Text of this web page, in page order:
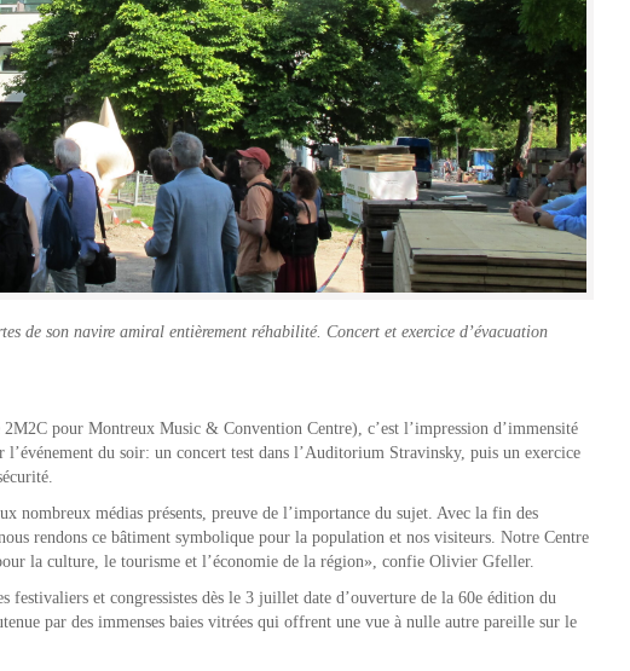
de son navire amiral entièrement réhabilité. Concert et exercice d’évacuation
2M2C pour Montreux Music & Convention Centre), c’est l’impression d’immensité
du soir: un concert test dans l’Auditorium Stravinsky, puis un exercice
nombreux médias présents, preuve de l’importance du sujet. Avec la fin des
rendons ce bâtiment symbolique pour la population et nos visiteurs. Notre Centre
la culture, le tourisme et l’économie de la région», confie Olivier Gfeller.
festivaliers et congressistes dès le 3 juillet date d’ouverture de la 60e édition du
par des immenses baies vitrées qui offrent une vue à nulle autre pareille sur le